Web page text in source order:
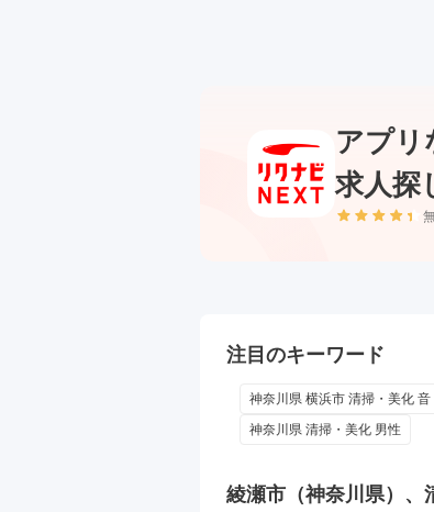
アプリ
求人探
注目のキーワード
神奈川県 横浜市 清掃・美化 音
神奈川県 清掃・美化 男性
綾瀬市（神奈川県）、